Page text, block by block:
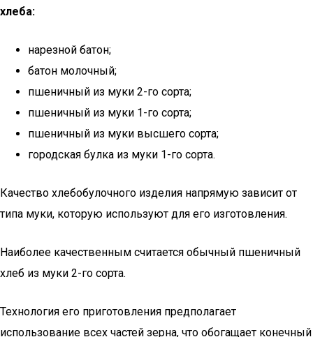
хлеба:
нарезной батон;
батон молочный;
пшеничный из муки 2-го сорта;
пшеничный из муки 1-го сорта;
пшеничный из муки высшего сорта;
городская булка из муки 1-го сорта.
Качество хлебобулочного изделия напрямую зависит от
типа муки, которую используют для его изготовления.
Наиболее качественным считается обычный пшеничный
хлеб из муки 2-го сорта.
Технология его приготовления предполагает
использование всех частей зерна, что обогащает конечный